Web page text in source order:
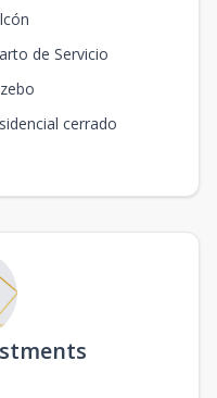
de Servicio
cerrado